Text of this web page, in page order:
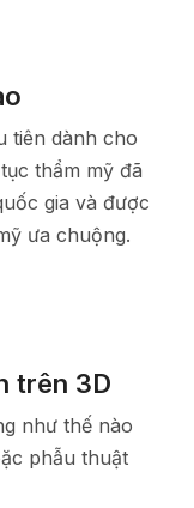
tiên dành cho
thẩm mỹ đã
gia và được
ưa chuộng.
trên 3D
như thế nào
phẫu thuật